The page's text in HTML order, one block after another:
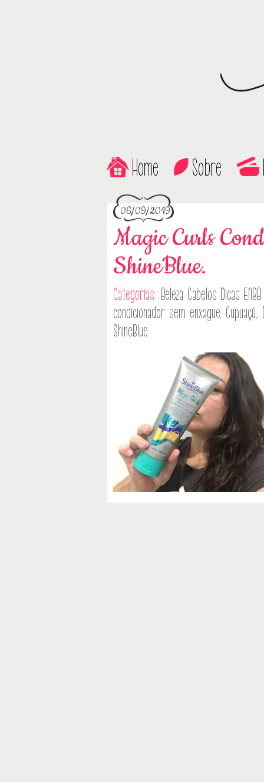
Home Sobre
06/09/2019
Magic Curls
ShineBlue.
Categorias: Beleza Cabelos Dicas ENBB
condicionador sem enxague, Cupuaçú,
ShineBlue